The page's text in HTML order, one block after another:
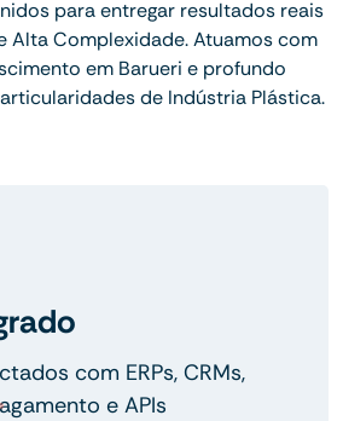
para entregar resultados reais
Alta Complexidade. Atuamos com
em Barueri e profundo
de Indústria Plástica.
com ERPs, CRMs,
e APIs